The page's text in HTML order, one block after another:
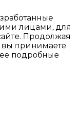
лицами, для
Продолжая
вы принимаете
подробные